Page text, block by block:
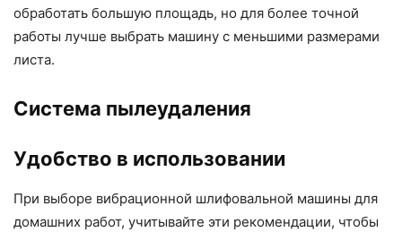
обработать большую площадь, но для более точной
работы лучше выбрать машину с меньшими размерами
листа.
Система пылеудаления
Удобство в использовании
При выборе вибрационной шлифовальной машины для
домашних работ, учитывайте эти рекомендации, чтобы